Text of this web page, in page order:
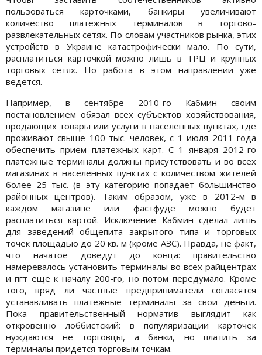
пользоваться карточками, банкиры увеличивают
количество платежных терминалов в торгово-
развлекательных сетях. По словам участников рынка, этих
устройств в Украине катастрофически мало. По сути,
расплатиться карточкой можно лишь в ТРЦ и крупных
торговых сетях. Но работа в этом направлении уже
ведется.
Например, в сентябре 2010-го Кабмин своим
постановлением обязал всех субъектов хозяйствования,
продающих товары или услуги в населенных пунктах, где
проживают свыше 100 тыс. человек, с 1 июля 2011 года
обеспечить прием платежных карт. С 1 января 2012-го
платежные терминалы должны присутствовать и во всех
магазинах в населенных пунктах с количеством жителей
более 25 тыс. (в эту категорию попадает большинство
районных центров). Таким образом, уже в 2012-м в
каждом магазине или фастфуде можно будет
расплатиться картой. Исключение Кабмин сделал лишь
для заведений общепита закрытого типа и торговых
точек площадью до 20 кв. м (кроме АЗС). Правда, не факт,
что начатое доведут до конца: правительство
намеревалось установить терминалы во всех райцентрах
и пгт еще к началу 200-го, но потом передумало. Кроме
того, вряд ли частные предприниматели согласятся
устанавливать платежные терминалы за свои деньги.
Пока правительственный норматив выглядит как
откровенно лоббистский: в популяризации карточек
нуждаются не торговцы, а банки, но платить за
терминалы придется торговым точкам.